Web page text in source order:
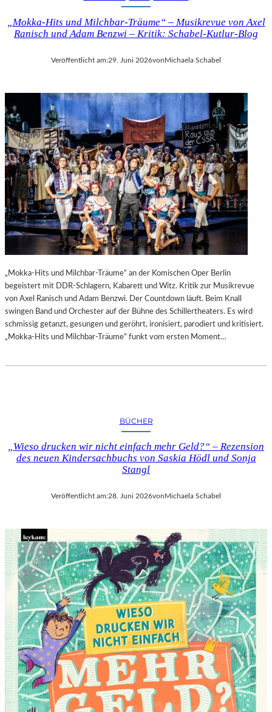
„Mokka-Hits und Milchbar-Träume“ – Musikrevue von Axel
Ranisch und Adam Benzwi – Kritik: Schabel-Kutlur-Blog
Veröffentlicht am:29. Juni 2026vonMichaela Schabel
„Mokka-Hits und Milchbar-Träume“ an der Komischen Oper Berlin
begeistert mit DDR-Schlagern, Kabarett und Witz. Kritik zur Musikrevue
von Axel Ranisch und Adam Benzwi. Der Countdown läuft. Beim Knall
swingen Band und Orchester auf der Bühne des Schillertheaters. Es wird
schmissig getanzt, gesungen und geröhrt, ironisiert, parodiert und kritisiert.
„Mokka-Hits und Milchbar-Träume“ funkt vom ersten Moment…
BÜCHER
„Wieso drucken wir nicht einfach mehr Geld?“ – Rezension
des neuen Kindersachbuchs von Saskia Hödl und Sonja
Stangl
Veröffentlicht am:28. Juni 2026von Michaela Schabel